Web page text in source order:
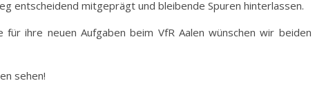
entscheidend mitgeprägt und bleibende Spuren hinterlassen.
ihre neuen Aufgaben beim VfR Aalen wünschen wir beiden
sehen!